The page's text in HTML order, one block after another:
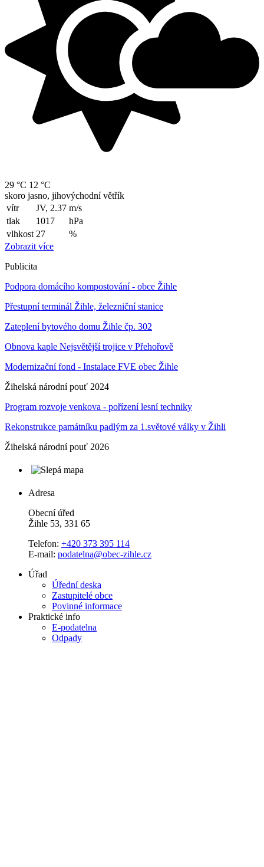
29 °C 12 °C
skoro jasno, jihovýchodní větřík
vítr
JV, 2.37 m/s
tlak
1017
hPa
vlhkost 27
%
Zobrazit více
Publicita
Podpora domácího kompostování - obce Žihle
Přestupní terminál Žihle, železniční stanice
Zateplení bytového domu Žihle čp. 302
Obnova kaple Nejsvětější trojice v Přehořově
Modernizační fond - Instalace FVE obec Žihle
Žihelská národní pouť 2024
Program rozvoje venkova - pořízení lesní techniky
Rekonstrukce památníku padlým za 1.světové války v Žihli
Žihelská národní pouť 2026
Adresa
Obecní úřed
Žihle 53, 331 65
Telefon: +420 373 395 114
E-mail: podatelna@obec-zihle.cz
Úřad
Úřední deska
Zastupitelé obce
Povinné informace
Praktické info
E-podatelna
Odpady